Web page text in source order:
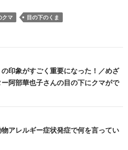
クマ 目の下のくま
印象がすごく重要になった！／めざ
阿部華也子さんの目の下にクマがで
アレルギー症状発症で何を言ってい